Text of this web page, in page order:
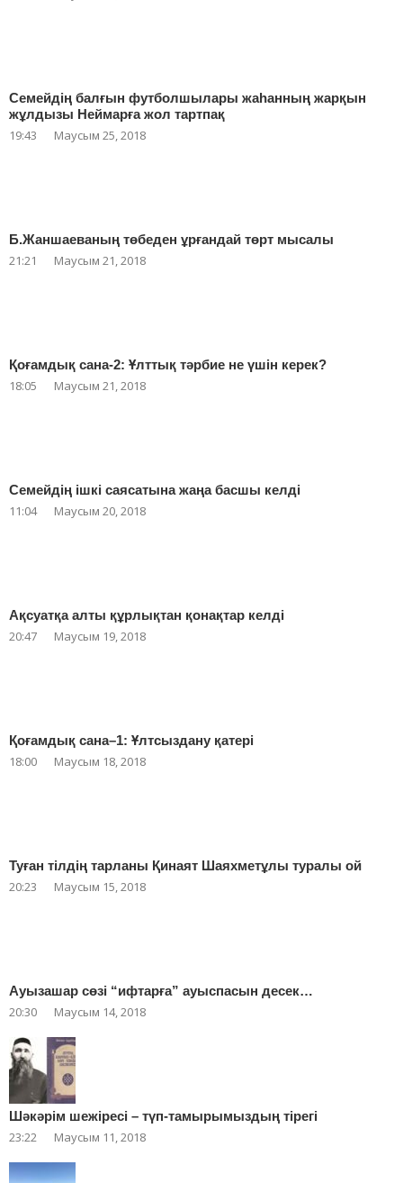
Семейдің балғын футболшылары жаһанның жарқын
жұлдызы Неймарға жол тартпақ
19:43 Маусым 25, 2018
Б.Жаншаеваның төбеден ұрғандай төрт мысалы
21:21 Маусым 21, 2018
Қоғамдық сана-2: Ұлттық тәрбие не үшін керек?
18:05 Маусым 21, 2018
Семейдің ішкі саясатына жаңа басшы келді
11:04 Маусым 20, 2018
Ақсуатқа алты құрлықтан қонақтар келді
20:47 Маусым 19, 2018
Қоғамдық сана–1: Ұлтсыздану қатері
18:00 Маусым 18, 2018
Туған тілдің тарланы Қинаят Шаяхметұлы туралы ой
20:23 Маусым 15, 2018
Ауызашар сөзі “ифтарға” ауыспасын десек…
20:30 Маусым 14, 2018
Шәкәрім шежіресі – түп-тамырымыздың тірегі
23:22 Маусым 11, 2018